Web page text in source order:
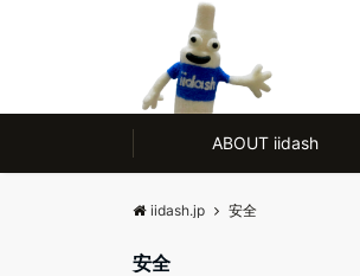
ABOUT iidash
iidash.jp 安全
安全